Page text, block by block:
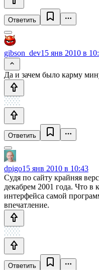
Ответить
gibson_dev15 янв 2010 в
Да и зачем было карму
Ответить
dpigo15 янв 2010 в 10:43
Судя по сайту крайняя
декабрем 2001 года. Что в
интерфейса самой
впечатление.
Ответить